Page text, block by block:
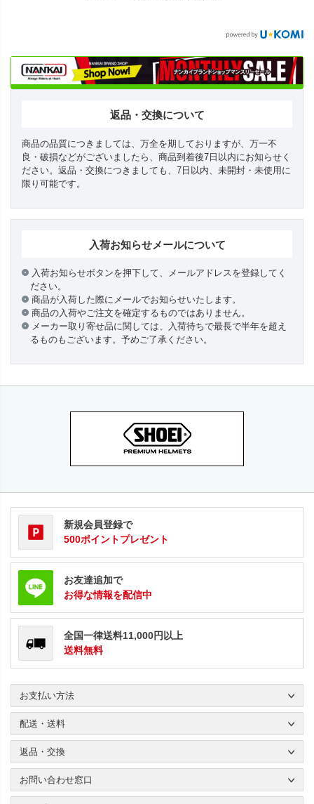
返品・交換について
商品の品質につきましては、万全を期しておりますが、万一不
良・破損などがございましたら、商品到着後7日以内にお知らせく
ださい。返品・交換につきましても、7日以内、未開封・未使用に
限り可能です。
入荷お知らせメールについて
入荷お知らせボタンを押下して、メールアドレスを登録してく
ださい。
商品が入荷した際にメールでお知らせいたします。
商品の入荷やご注文を確定するものではありません。
メーカー取り寄せ品に関しては、入荷待ちで最長で半年を超え
るものもございます。予めご了承ください。
新規会員登録で
500ポイントプレゼント
お友達追加で
お得な情報を配信中
全国一律送料11,000円以上
送料無料
お支払い方法
配送・送料
返品・交換
お問い合わせ窓口